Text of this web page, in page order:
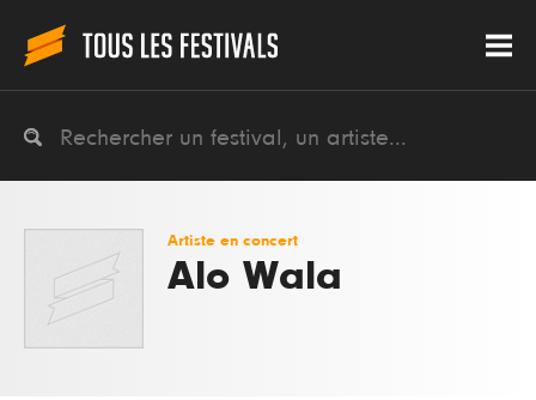
Artiste en concert
Alo Wala